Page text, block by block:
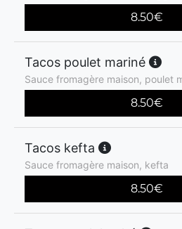
8.50€
Tacos poulet mariné
Sauce fromagère maison, poulet
8.50€
Tacos kefta
Sauce fromagère maison, kefta
8.50€